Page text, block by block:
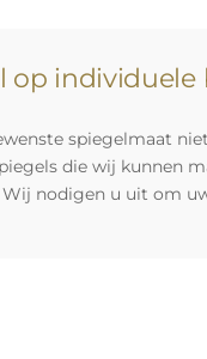
op individuele
spiegelmaat
die wij kunnen
nodigen u uit om